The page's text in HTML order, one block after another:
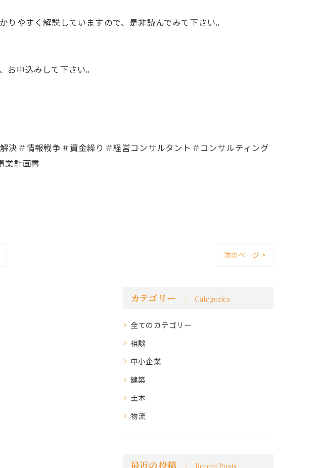
やすく解説していますので、是非読んでみて下さい。
申込みして下さい。
決＃情報戦争＃資金繰り＃経営コンサルタント＃コンサルティング
業計画書
次のページ >
カテゴリー Categories
全てのカテゴリー
相談
中小企業
建築
土木
物流
最近の投稿